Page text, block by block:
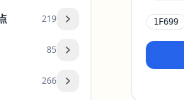
219
85
266
1F699